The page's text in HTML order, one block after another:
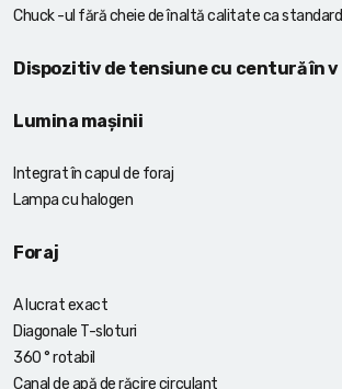
Chuck -ul fără cheie de înaltă calitate ca standard
Dispozitiv de tensiune cu centură în v
Lumina mașinii
Integrat în capul de foraj
Lampa cu halogen
Foraj
A lucrat exact
Diagonale T-sloturi
360 ° rotabil
Canal de apă de răcire circulant